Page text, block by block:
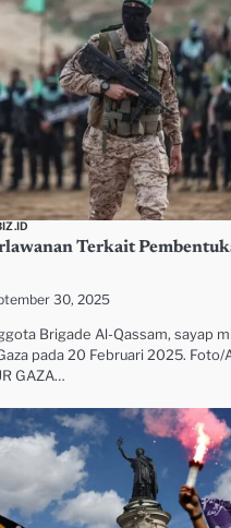
Terkait
30, 2025
Brigade Al-Qassam, sayap
pada 20 Februari 2025. Foto/
GAZA…